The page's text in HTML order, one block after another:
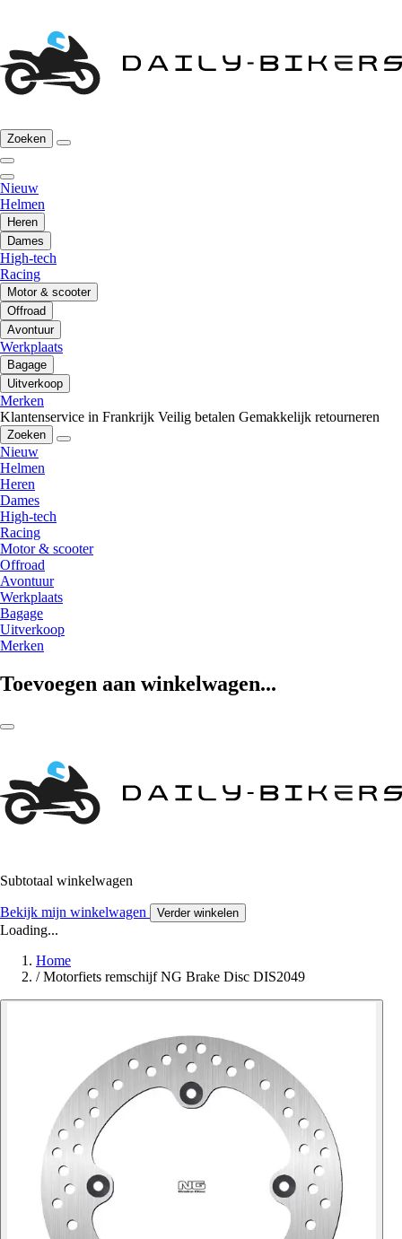
Zoeken
Nieuw
Helmen
Heren
Dames
High-tech
Racing
Motor & scooter
Offroad
Avontuur
Werkplaats
Bagage
Uitverkoop
Merken
Klantenservice in Frankrijk Veilig betalen Gemakkelijk retourneren
Zoeken
Nieuw
Helmen
Heren
Dames
High-tech
Racing
Motor & scooter
Offroad
Avontuur
Werkplaats
Bagage
Uitverkoop
Merken
Toevoegen aan winkelwagen...
Subtotaal winkelwagen
Bekijk mijn winkelwagen Verder winkelen
Loading...
Home
/ Motorfiets remschijf NG Brake Disc DIS2049